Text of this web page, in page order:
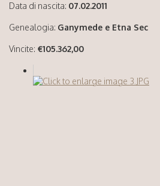
Data di nascita: 07.02.2011
Genealogia: Ganymede e Etna Sec
Vincite: €105.362,00